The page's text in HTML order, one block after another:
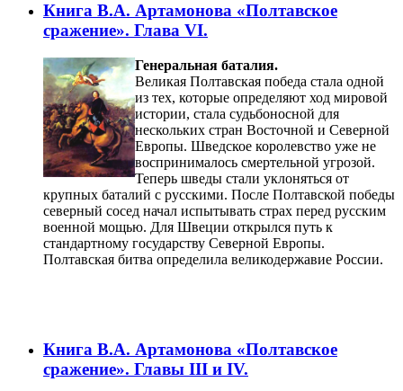
Книга В.А. Артамонова «Полтавское
сражение». Глава VI.
Генеральная баталия.
Великая Полтавская победа стала одной
из тех, которые определяют ход мировой
истории, стала судьбоносной для
нескольких стран Восточной и Северной
Европы. Шведское королевство уже не
воспринималось смертельной угрозой.
Теперь шведы стали уклоняться от
крупных баталий с русскими. После Полтавской победы
северный сосед начал испытывать страх перед русским
военной мощью. Для Швеции открылся путь к
стандартному государству Северной Европы.
Полтавская битва определила великодержавие России.
Книга В.А. Артамонова «Полтавское
сражение». Главы III и IV.